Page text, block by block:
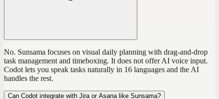
No. Sunsama focuses on visual daily planning with drag-and-drop
task management and timeboxing. It does not offer AI voice input.
Codot lets you speak tasks naturally in 16 languages and the AI
handles the rest.
Can Codot integrate with Jira or Asana like Sunsama?